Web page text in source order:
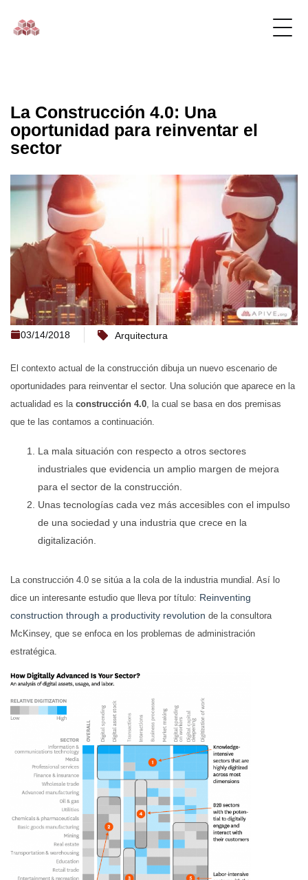
La Construcción 4.0: Una
oportunidad para reinventar el
sector
03/14/2018 Arquitectura
El contexto actual de la construcción dibuja un nuevo escenario de
oportunidades para reinventar el sector. Una solución que aparece en la
actualidad es la construcción 4.0 , la cual se basa en dos premisas
que te las contamos a continuación.
La mala situación con respecto a otros sectores
industriales que evidencia un amplio margen de mejora
para el sector de la construcción.
Unas tecnologías cada vez más accesibles con el impulso
de una sociedad y una industria que crece en la
digitalización.
La construcción 4.0 se sitúa a la cola de la industria mundial. Así lo
dice un interesante estudio que lleva por título: Reinventing
construction through a productivity revolution de la consultora
McKinsey, que se enfoca en los problemas de administración
estratégica.